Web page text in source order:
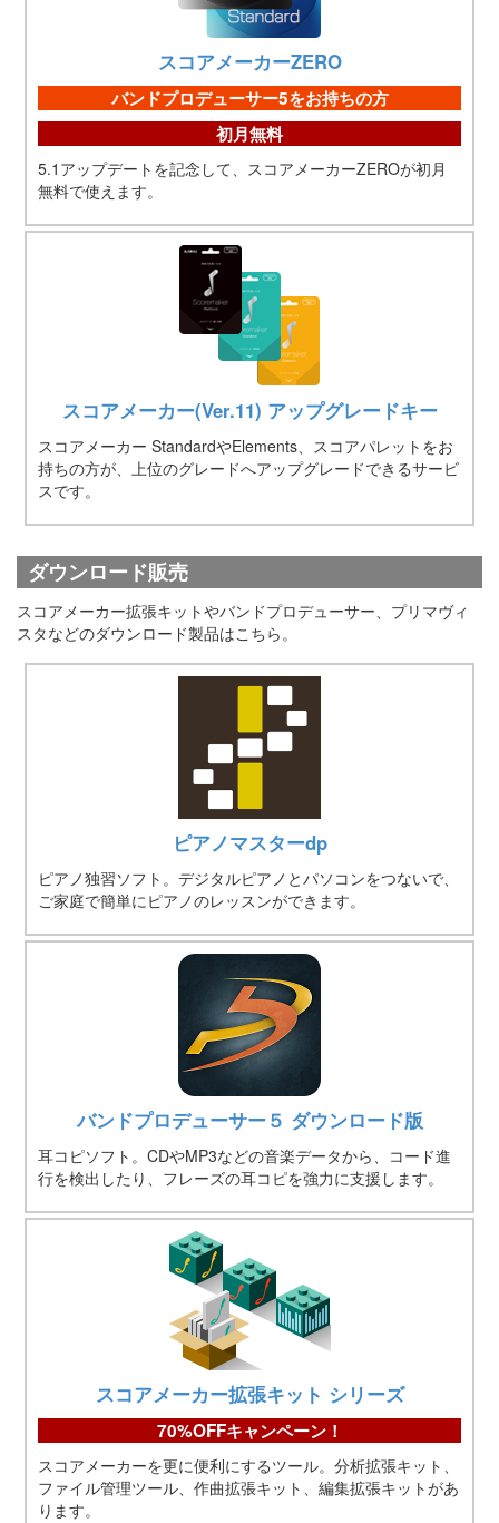
スコアメーカーZERO
バンドプロデューサー5をお持ちの方
初月無料
5.1アップデートを記念して、スコアメーカーZEROが初月
無料で使えます。
スコアメーカー(Ver.11) アップグレードキー
スコアメーカー StandardやElements、スコアパレットをお
持ちの方が、上位のグレードへアップグレードできるサービ
スです。
ダウンロード販売
スコアメーカー拡張キットやバンドプロデューサー、プリマヴィ
スタなどのダウンロード製品はこちら。
ピアノマスターdp
ピアノ独習ソフト。デジタルピアノとパソコンをつないで、
ご家庭で簡単にピアノのレッスンができます。
バンドプロデューサー５ ダウンロード版
耳コピソフト。CDやMP3などの音楽データから、コード進
行を検出したり、フレーズの耳コピを強力に支援します。
スコアメーカー拡張キット シリーズ
70%OFFキャンペーン！
スコアメーカーを更に便利にするツール。分析拡張キット、
ファイル管理ツール、作曲拡張キット、編集拡張キットがあ
ります。